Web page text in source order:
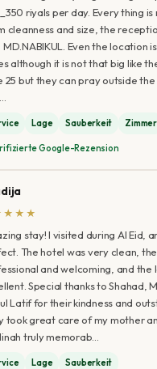
riyals per day. Every thing
cleanness and size, the
MD.NABIKUL. Even the location
although it is not that big like
25 but they can pray outside the
Lage Sauberkeit Zimmer
Google-Rezension
stay! I visited during Al Eid,
The hotel was very clean,
and welcoming, and the
Special thanks to Shahad,
Latif for their kindness and
took great care of my mother
truly memorab…
Lage Sauberkeit